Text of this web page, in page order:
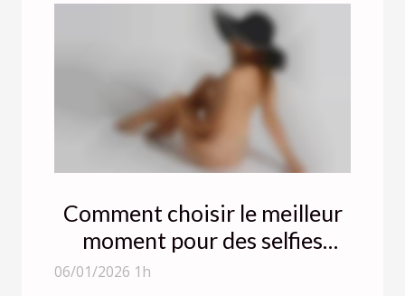
Comment choisir le meilleur
moment pour des selfies
06/01/2026 1h